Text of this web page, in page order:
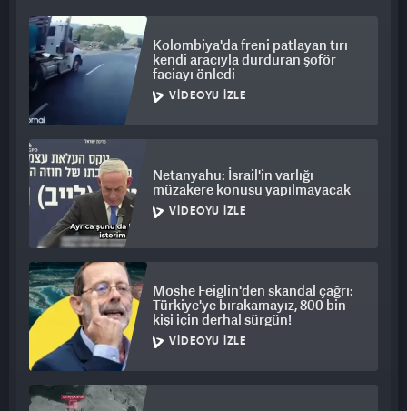
Kolombiya'da freni patlayan tırı
kendi aracıyla durduran şoför
faciayı önledi
VIDEOYU İZLE
Netanyahu: İsrail'in varlığı
müzakere konusu yapılmayacak
VIDEOYU İZLE
Moshe Feiglin'den skandal çağrı:
Türkiye'ye bırakamayız, 800 bin
kişi için derhal sürgün!
VIDEOYU İZLE